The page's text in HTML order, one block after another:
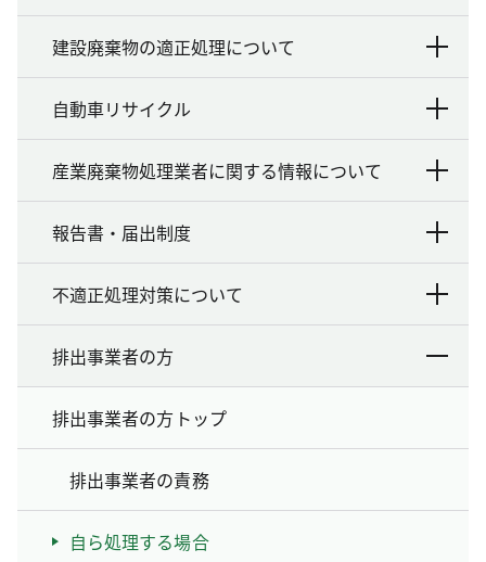
建設廃棄物の適正処理について
自動車リサイクル
産業廃棄物処理業者に関する情報について
報告書・届出制度
不適正処理対策について
排出事業者の方
排出事業者の方トップ
排出事業者の責務
自ら処理する場合